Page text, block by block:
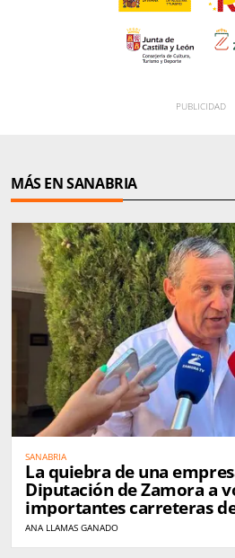
MÁS EN SANABRIA
SANABRIA
La quiebra de una
Diputación de Zamora a
importantes carreteras
Carballeda
ANA LLAMAS GANADO